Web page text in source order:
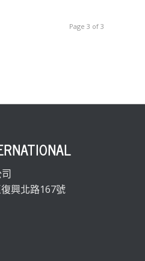
Page 3 of 3
興北路167號